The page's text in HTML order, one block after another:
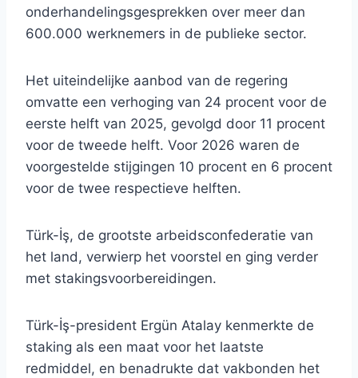
onderhandelingsgesprekken over meer dan
600.000 werknemers in de publieke sector.
Het uiteindelijke aanbod van de regering
omvatte een verhoging van 24 procent voor de
eerste helft van 2025, gevolgd door 11 procent
voor de tweede helft. Voor 2026 waren de
voorgestelde stijgingen 10 procent en 6 procent
voor de twee respectieve helften.
Türk-İş, de grootste arbeidsconfederatie van
het land, verwierp het voorstel en ging verder
met stakingsvoorbereidingen.
Türk-İş-president Ergün Atalay kenmerkte de
staking als een maat voor het laatste
redmiddel, en benadrukte dat vakbonden het